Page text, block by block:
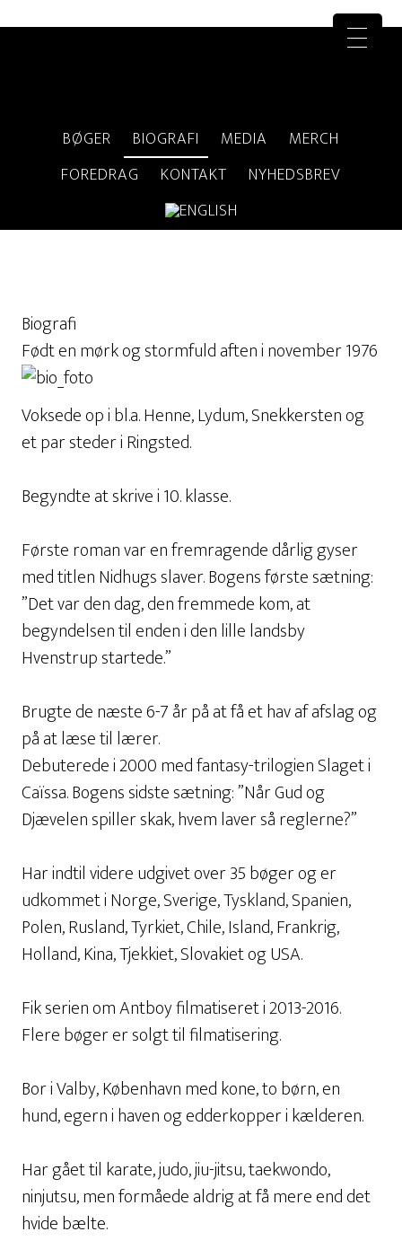
BØGER BIOGRAFI MEDIA
MERCH
FOREDRAG
KONTAKT NYHEDSBREV
Biografi
Født en mørk og stormfuld aften i november 1976
Voksede op i bl.a. Henne, Lydum, Snekkersten og
et par steder i Ringsted.
Begyndte at skrive i 10. klasse.
Første roman var en fremragende dårlig gyser
med titlen Nidhugs slaver. Bogens første sætning:
”Det var den dag, den fremmede kom, at
begyndelsen til enden i den lille landsby
Hvenstrup startede.”
Brugte de næste 6-7 år på at få et hav af afslag og
på at læse til lærer.
Debuterede i 2000 med fantasy-trilogien Slaget i
Caïssa. Bogens sidste sætning: ”Når Gud og
Djævelen spiller skak, hvem laver så reglerne?”
Har indtil videre udgivet over 35 bøger og er
udkommet i Norge, Sverige, Tyskland, Spanien,
Polen, Rusland, Tyrkiet, Chile, Island, Frankrig,
Holland, Kina, Tjekkiet, Slovakiet og USA.
Fik serien om Antboy filmatiseret i 2013-2016.
Flere bøger er solgt til filmatisering.
Bor i Valby, København med kone, to børn, en
hund, egern i haven og edderkopper i kælderen.
Har gået til karate, judo, jiu-jitsu, taekwondo,
ninjutsu, men formåede aldrig at få mere end det
hvide bælte.